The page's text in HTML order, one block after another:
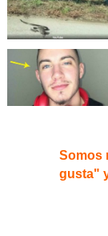
Somos
gusta"